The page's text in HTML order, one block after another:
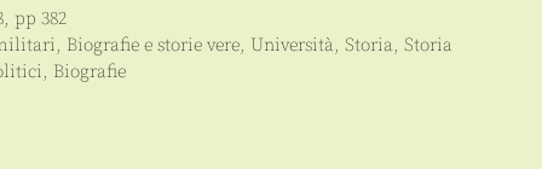
, pp 382
, Biografie e storie vere, Università, Storia, Storia
, Biografie